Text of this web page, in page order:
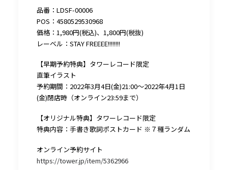
品番：LDSF-00006
POS：4580529530968
価格：1,980円(税込)、1,800円(税抜)
レーベル：STAY FREEEE!!!!!!!!
【早期予約特典】タワーレコード限定
直筆イラスト
予約期間：2022年3月4日(金)21:00〜2022年4月1日
(金)閉店時（オンライン23:59まで）
【オリジナル特典】タワーレコード限定
特典内容：手書き歌詞ポストカード ※７種ランダム
オンライン予約サイト
https://tower.jp/item/5362966